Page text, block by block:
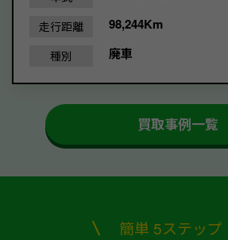
走行距離 98,244Km
種別 廃車
買取事例一覧
簡単 5ステップ